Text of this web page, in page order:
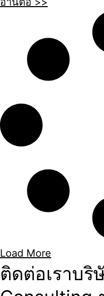
Load More
ติดต่อเราบริ